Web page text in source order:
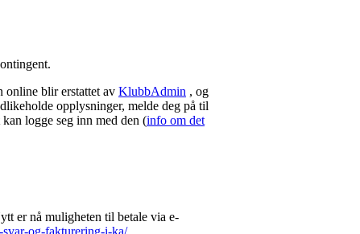
online blir erstattet av KlubbAdmin , og
opplysninger, melde deg på til
logge seg inn med den (info om det
er nå muligheten til betale via e-
og-fakturering-i-ka/